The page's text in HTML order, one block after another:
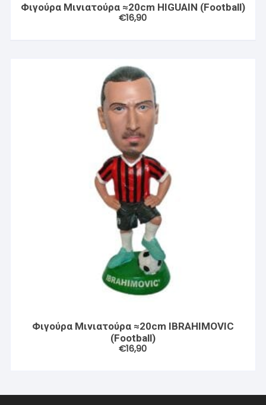
Φιγούρα Μινιατούρα ≈20cm HIGUAIN (Football)
€16,90
Φιγούρα Μινιατούρα ≈20cm IBRAHIMOVIC
(Football)
€16,90